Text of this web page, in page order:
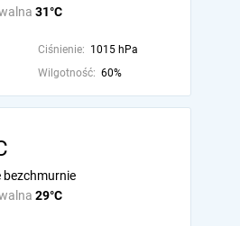
31°C
Ciśnienie: 1015 hPa
Wilgotność: 60%
29°C
bezchmurnie